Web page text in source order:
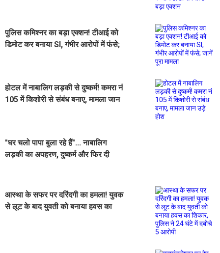
पुलिस कमिश्नर का बड़ा एक्शन! टीआई को
डिमोट कर बनाया SI, गंभीर आरोपों में फंसे;
होटल में नाबालिग लड़की से दुष्कर्म! कमरा नं
105 में किशोरी से संबंध बनाए, मामला जान
"घर चलो पापा बुला रहे हैं"... नाबालिग
लड़की का अपहरण, दुष्कर्म और फिर दी
आस्था के सफर पर दरिंदगी का हमला! युवक
से लूट के बाद युवती को बनाया हवस का